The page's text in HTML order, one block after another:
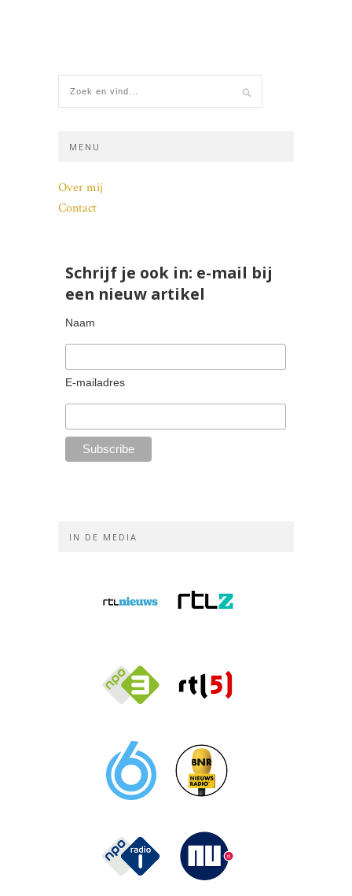
MENU
Over mij
Contact
Schrijf je ook in: e-mail bij
een nieuw artikel
Naam
E-mailadres
IN DE MEDIA